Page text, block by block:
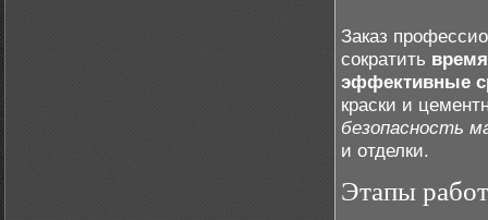
Заказ
сократить время
эффективные
краски и
безопасность
и отделки.
Этапы